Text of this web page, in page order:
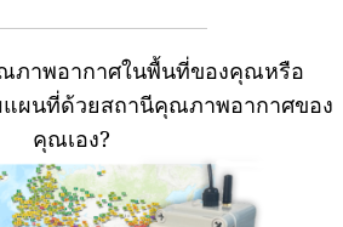
ภาพอากาศในพื้นที่ของคุณหรือ
แผนที่ด้วยสถานีคุณภาพอากาศของ
คุณเอง?